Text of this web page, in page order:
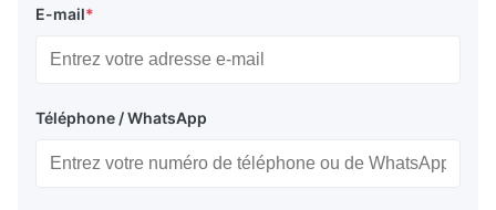
E-mail*
Téléphone / WhatsApp